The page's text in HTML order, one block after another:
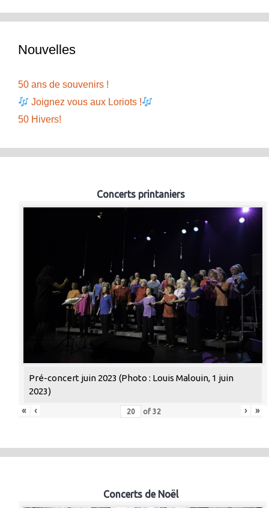
Nouvelles
50 ans de souvenirs !
Joignez vous aux Loriots !
50 Hivers!
Concerts printaniers
Pré-concert juin 2023 (Photo : Louis Malouin, 1 juin
2023)
«
‹ of 32 › »
Concerts de Noël